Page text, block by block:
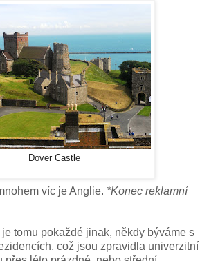
Dover Castle
víc je Anglie. *Konec reklamní
tomu pokaždé jinak, někdy býváme s
což jsou zpravidla univerzitní